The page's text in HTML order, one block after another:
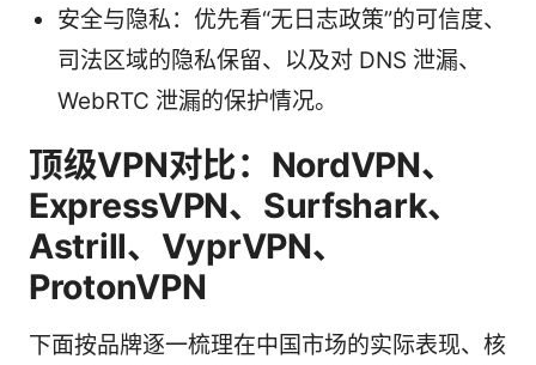
安全与隐私：优先看“无日志政策”的可信度、
司法区域的隐私保留、以及对 DNS 泄漏、
WebRTC 泄漏的保护情况。
顶级VPN对比：NordVPN、
ExpressVPN、Surfshark、
Astrill、VyprVPN、
ProtonVPN
下面按品牌逐一梳理在中国市场的实际表现、核